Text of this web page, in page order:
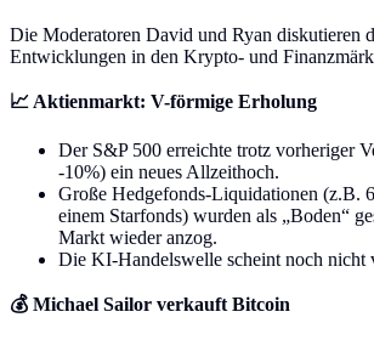
Die Moderatoren David und Ryan diskutieren
Entwicklungen in den Krypto- und
📈 Aktienmarkt: V-förmige Erholung
Der S&P 500 erreichte trotz vorheriger
-10%) ein neues Allzeithoch.
Große Hedgefonds-Liquidationen (z.B.
einem Starfonds) wurden als „Boden“
Markt wieder anzog.
Die KI-Handelswelle scheint noch nicht
💰 Michael Sailor verkauft Bitcoin